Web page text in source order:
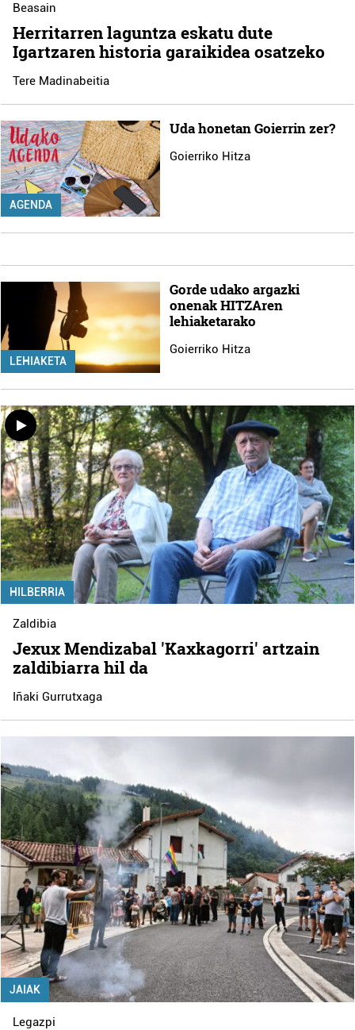
Beasain
Herritarren laguntza eskatu dute
Igartzaren historia garaikidea osatzeko
Tere Madinabeitia
AGENDA
Uda honetan Goierrin zer?
Goierriko Hitza
LEHIAKETA
Gorde udako argazki
onenak HITZAren
lehiaketarako
Goierriko Hitza
HILBERRIA
Zaldibia
Jexux Mendizabal 'Kaxkagorri' artzain
zaldibiarra hil da
Iñaki Gurrutxaga
JAIAK
Legazpi